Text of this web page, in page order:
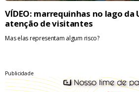
VÍDEO: marrequinhas no lago da
atenção de visitantes
Mas elas representam algum risco?
Publicidade